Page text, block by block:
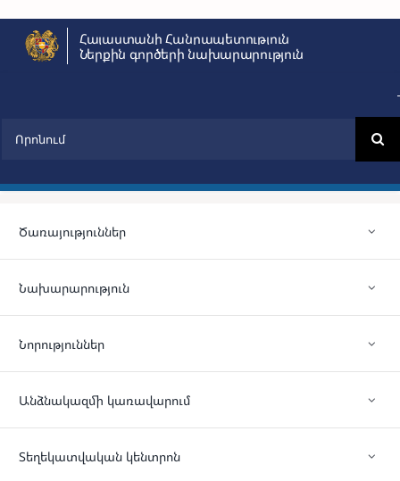
content
Հայաստանի Հանրապետություն
Ներքին գործերի նախարարություն
Ծառայություններ
Նախարարություն
Նորություններ
Անձնակազմի կառավարում
Տեղեկատվական կենտրոն